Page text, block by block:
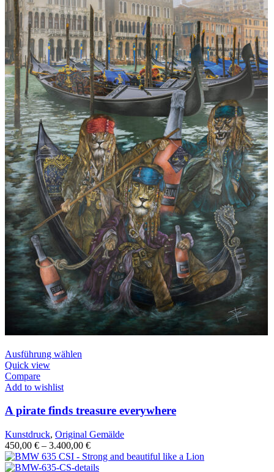
Ausführung wählen
Quick view
Compare
Add to wishlist
A pirate finds treasure everywhere
Kunstdruck, Original Gemälde
450,00 € – 3.400,00 €